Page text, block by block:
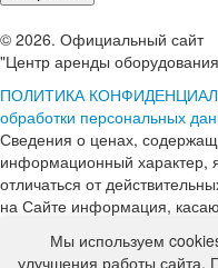
© 2026. Официальный сайт
"Центр аренды
ПОЛИТИКА
обработки персональных
Сведения о ценах,
информационный характер,
отличаться от
на Сайте информация,
обслуживания,
Мы используем
улучшения работы сайта.